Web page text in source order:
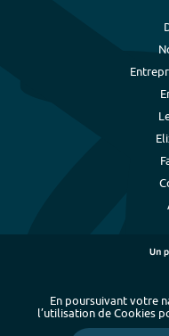
Plan du site
En poursuivant votre
l’utilisation de Cookies